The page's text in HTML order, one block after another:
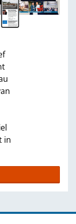
in